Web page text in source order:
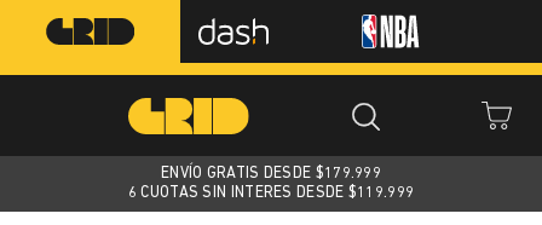
ENVÍO GRATIS DESDE $179.999
6 CUOTAS SIN INTERES DESDE $119.999